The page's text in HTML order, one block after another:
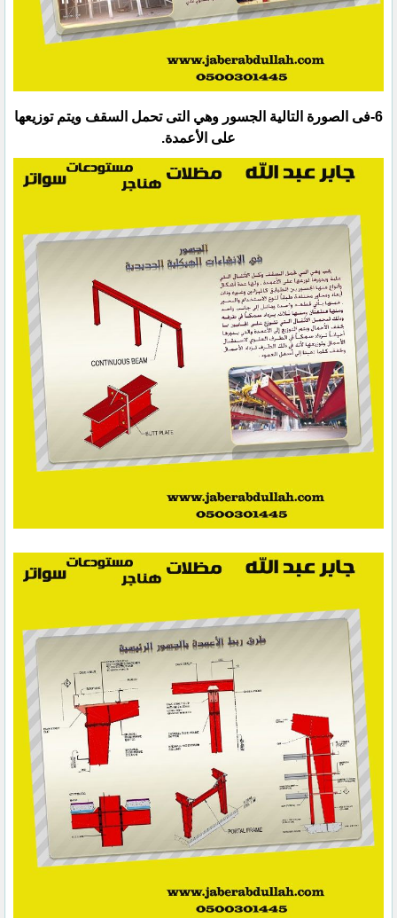
‏6-فى الصورة التالية الجسور وهي التى تحمل السقف ويتم توزيعها
على الأعمدة.‏